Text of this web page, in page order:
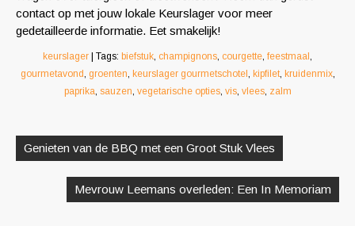
contact op met jouw lokale Keurslager voor meer
gedetailleerde informatie. Eet smakelijk!
keurslager | Tags: biefstuk, champignons, courgette, feestmaal ,
gourmetavond, groenten, keurslager gourmetschotel , kipfilet, kruidenmix,
paprika, sauzen, vegetarische opties, vis, vlees, zalm
Genieten van de BBQ met een Groot Stuk Vlees
Mevrouw Leemans overleden: Een In Memoriam